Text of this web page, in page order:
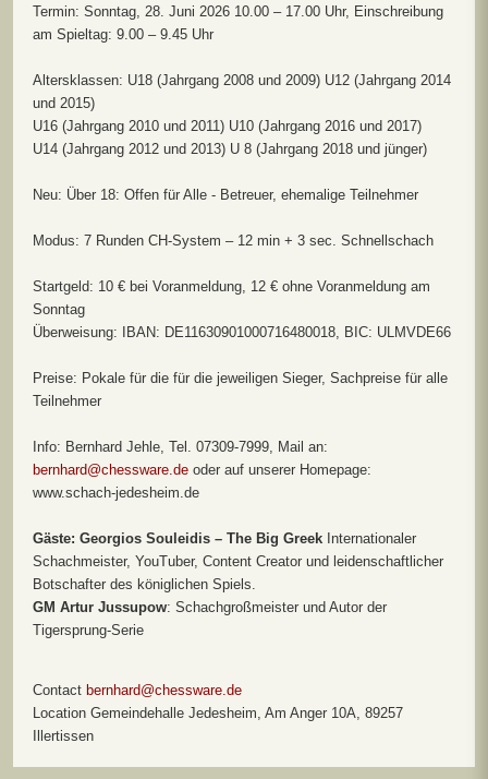
Termin: Sonntag, 28. Juni 2026 10.00 – 17.00 Uhr, Einschreibung
am Spieltag: 9.00 – 9.45 Uhr
Altersklassen: U18 (Jahrgang 2008 und 2009) U12 (Jahrgang 2014
und 2015)
U16 (Jahrgang 2010 und 2011) U10 (Jahrgang 2016 und 2017)
U14 (Jahrgang 2012 und 2013) U 8 (Jahrgang 2018 und jünger)
Neu: Über 18: Offen für Alle - Betreuer, ehemalige Teilnehmer
Modus: 7 Runden CH-System – 12 min + 3 sec. Schnellschach
Startgeld: 10 € bei Voranmeldung, 12 € ohne Voranmeldung am
Sonntag
Überweisung: IBAN: DE11630901000716480018, BIC: ULMVDE66
Preise: Pokale für die für die jeweiligen Sieger, Sachpreise für alle
Teilnehmer
Info: Bernhard Jehle, Tel. 07309-7999, Mail an:
bernhard@chessware.de oder auf unserer Homepage:
www.schach-jedesheim.de
Gäste: Georgios Souleidis – The Big Greek Internationaler
Schachmeister, YouTuber, Content Creator und leidenschaftlicher
Botschafter des königlichen Spiels.
GM Artur Jussupow: Schachgroßmeister und Autor der
Tigersprung-Serie
Contact bernhard@chessware.de
Location Gemeindehalle Jedesheim, Am Anger 10A, 89257
Illertissen